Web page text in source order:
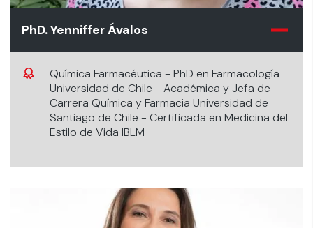
PhD. Yenniffer Ávalos
Química Farmacéutica - PhD en Farmacología
Universidad de Chile - Académica y Jefa de
Carrera Química y Farmacia Universidad de
Santiago de Chile - Certificada en Medicina del
Estilo de Vida IBLM